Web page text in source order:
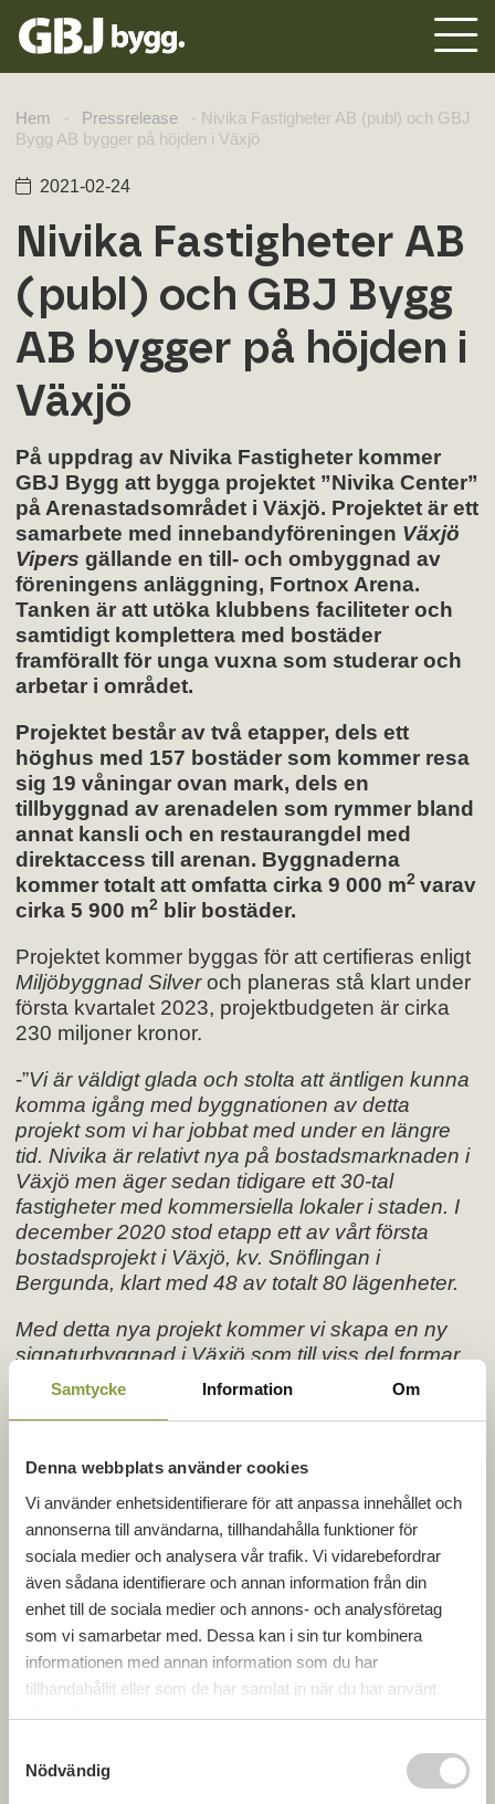
Samtycke Information Om
Denna webbplats använder cookies
Vi använder enhetsidentifierare för att anpassa innehållet och
annonserna till användarna, tillhandahålla funktioner för
sociala medier och analysera vår trafik. Vi vidarebefordrar
även sådana identifierare och annan information från din
enhet till de sociala medier och annons- och analysföretag
som vi samarbetar med. Dessa kan i sin tur kombinera
informationen med annan information som du har
tillhandahållit eller som de har samlat in när du har använt
deras tjänster.
Nödvändig
Hem - Pressrelease - Nivika Fastigheter AB (publ) och GBJ
Bygg AB bygger på höjden i Växjö
2021-02-24
Nivika Fastigheter AB
(publ) och GBJ Bygg
AB bygger på höjden i
Växjö
På uppdrag av Nivika Fastigheter kommer
GBJ Bygg att bygga projektet ”Nivika Center”
på Arenastadsområdet i Växjö. Projektet är ett
samarbete med innebandyföreningen Växjö
Vipersgällande en till- och ombyggnad av
föreningens anläggning, Fortnox Arena.
Tanken är att utöka klubbens faciliteter och
samtidigt komplettera med bostäder
framförallt för unga vuxna som studerar och
arbetar i området.
Projektet består av två etapper, dels ett
höghus med 157 bostäder som kommer resa
sig 19 våningar ovan mark, dels en
tillbyggnad av arenadelen som rymmer bland
annat kansli och en restaurangdel med
direktaccess till arenan. Byggnaderna
kommer totalt att omfatta cirka 9 000 m2varav
cirka 5 900 m2 blir bostäder.
Projektet kommer byggas för att certifieras enligt
Miljöbyggnad Silveroch planeras stå klart under
första kvartalet 2023, projektbudgeten är cirka
230 miljoner kronor.
-”Vi är väldigt glada och stolta att äntligen kunna
komma igång med byggnationen av detta
projekt som vi har jobbat med under en längre
tid. Nivika är relativt nya på bostadsmarknaden i
Växjö men äger sedan tidigare ett 30-tal
fastigheter med kommersiella lokaler i staden. I
december 2020 stod etapp ett av vårt första
bostadsprojekt i Växjö, kv. Snöflingan i
Bergunda, klart med 48 av totalt 80 lägenheter.
Med detta nya projekt kommer vi skapa en ny
signaturbyggnad i Växjö som till viss del formar
om Växjös stadsbild men även etablerar Nivika
Fastigheter på Växjös bostadsmarknad
fastighetschef i Växjö, Nivika.
GBJ Bygg och Nivika har tidigare genomfört flera
gemensamma byggprojekt såväl kommersiella
fastigheter som bostadsprojekt.
-”Det är med stor glädje och entusiasm som vi
nu kan påbörja det förtroendefulla uppdraget att
bygga Växjös högsta byggnad. Vi har under en
intensiv period tillsammans med Nivika jobbat
fram ett spännande hus med ett bra värde och
en bra förvaltningsekonomi. Vi är tacksamma för
det förtroende Nivika visar oss och vi kommer att
leverera ett hus som sticker ut i Växjös stadsbild